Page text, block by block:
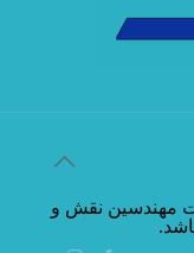
مهندسین نقش و